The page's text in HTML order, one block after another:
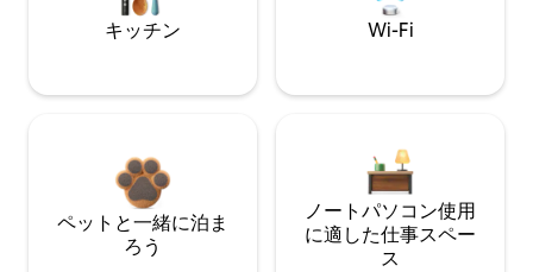
キッチン Wi-Fi
ペットと一緒に泊ま
ろう
ノートパソコン使用
に適した仕事スペー
ス